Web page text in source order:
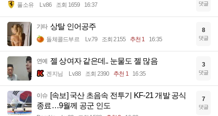
풀소유 Lv.86 조회 1659 16:37 댓글
기타 상탈 인어공주
돌체콜드부르 Lv.79 조회 2155 추천 1 16:35
8
댓글
연예 젤 상여자 같은데.. 눈물도 젤 많음
겐지님 Lv.88 조회 2390 추천 1 16:35
3
댓글
이슈 [속보] 국산 초음속 전투기 KF-21 개발 공식
종료…9월께 공군 인도
7
댓글